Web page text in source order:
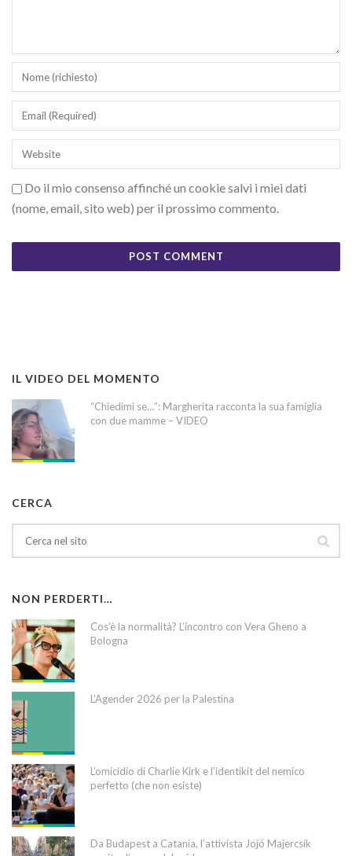
Do il mio consenso affinché un cookie salvi i miei dati
(nome, email, sito web) per il prossimo commento.
IL VIDEO DEL MOMENTO
“Chiedimi se…”: Margherita racconta la sua famiglia
con due mamme – VIDEO
CERCA
NON PERDERTI…
Cos’è la normalità? L’incontro con Vera Gheno a
Bologna
L’Agender 2026 per la Palestina
L’omicidio di Charlie Kirk e l’identikit del nemico
perfetto (che non esiste)
Da Budapest a Catania, l’attivista Jojó Majercsik